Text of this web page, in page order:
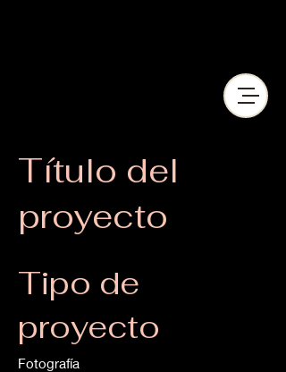
Título del
proyecto
Tipo de
proyecto
Fotografía